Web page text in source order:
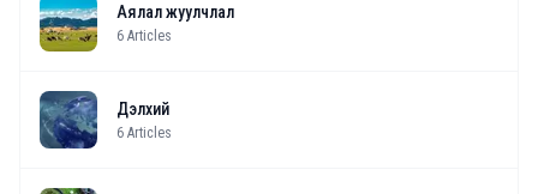
Аялал жуулчлал
6 Articles
Дэлхий
6 Articles